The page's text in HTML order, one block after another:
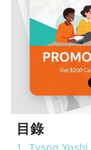
目錄
1. Tyson Yoshi